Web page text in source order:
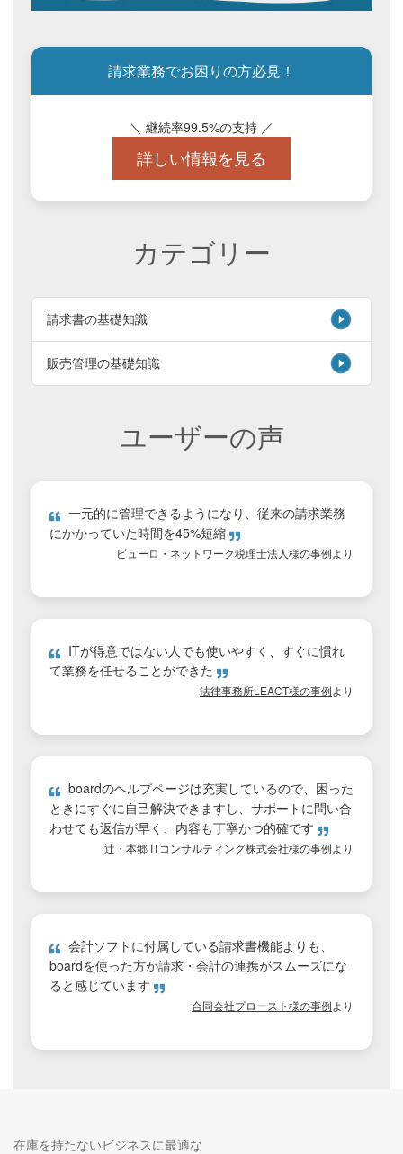
請求業務でお困りの方必見！
＼ 継続率99.5%の支持 ／
詳しい情報を見る
カテゴリー
請求書の基礎知識
販売管理の基礎知識
ユーザーの声
一元的に管理できるようになり、従来の請求業務
にかかっていた時間を45%短縮
ビューロ・ネットワーク税理士法人様の事例より
ITが得意ではない人でも使いやすく、すぐに慣れ
て業務を任せることができた
法律事務所LEACT様の事例より
boardのヘルプページは充実しているので、困った
ときにすぐに自己解決できますし、サポートに問い合
わせても返信が早く、内容も丁寧かつ的確です
辻・本郷 ITコンサルティング株式会社様の事例より
会計ソフトに付属している請求書機能よりも、
boardを使った方が請求・会計の連携がスムーズにな
ると感じています
合同会社プロースト様の事例より
在庫を持たないビジネスに最適な